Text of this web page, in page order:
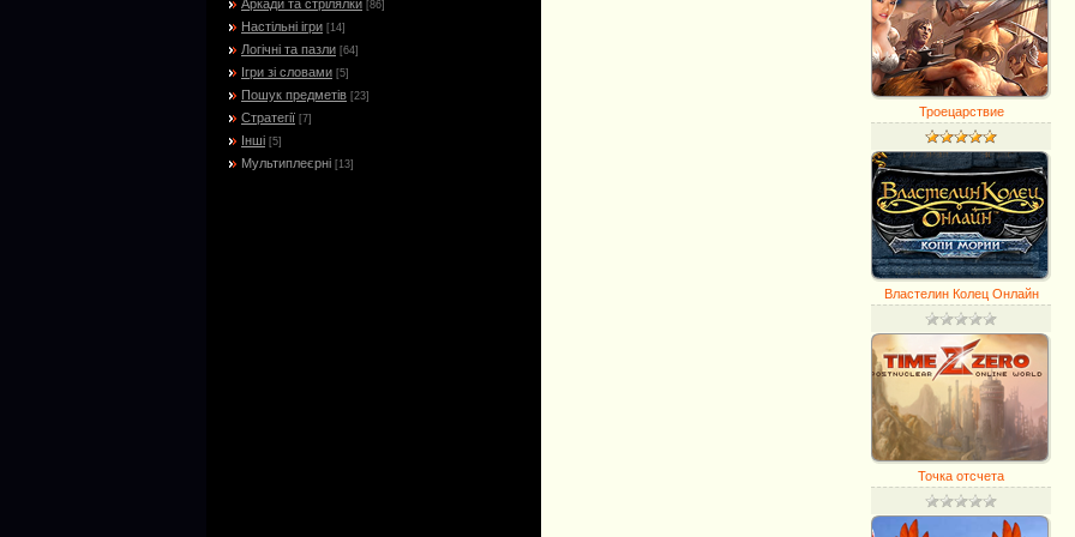
Аркади та стрілялки [86]
Настільні ігри [14]
Логічні та пазли [64]
Ігри зі словами [5]
Пошук предметів [23]
Стратегії [7]
Інші [5]
Мультиплеєрні [13]
Троецарствие
Властелин Колец Онлайн
Точка отсчета